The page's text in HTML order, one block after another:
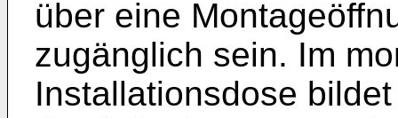
über eine
zugänglich sein. Im
Installationsdose